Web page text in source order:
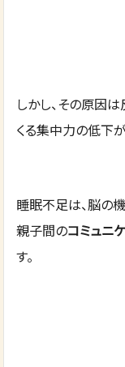
しかし、その原因
くる集中力の低下
睡眠不足は、脳の
親子間のコミュニ
す。